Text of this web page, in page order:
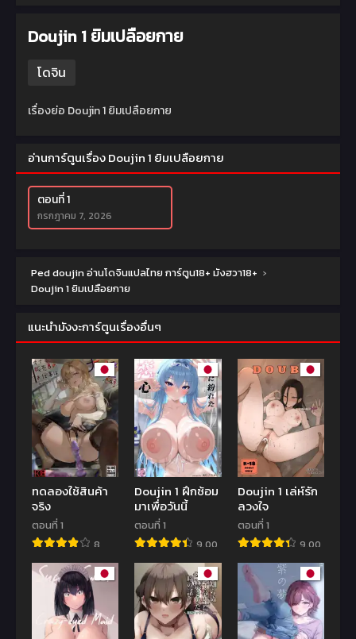
Doujin 1 ยิมเปลือยกาย
โดจิน
เรื่องย่อ Doujin 1 ยิมเปลือยกาย
อ่านการ์ตูนเรื่อง Doujin 1 ยิมเปลือยกาย
ตอนที่ 1
กรกฎาคม 7, 2026
Ped doujin อ่านโดจินแปลไทย การ์ตูน18+ มังฮวา18+ ›
Doujin 1 ยิมเปลือยกาย
แนะนำมังงะการ์ตูนเรื่องอื่นๆ
ทดลองใช้สินค้า
จริง
ตอนที่ 1
8
Doujin 1 ฝึกซ้อม
มาเพื่อวันนี้
ตอนที่ 1
9.00
Doujin 1 เล่ห์รัก
ลวงใจ
ตอนที่ 1
9.00